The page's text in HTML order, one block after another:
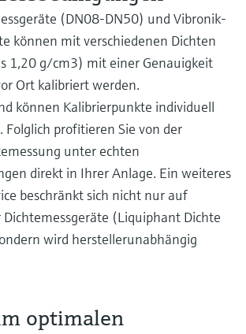
(DN08-DN50) und Vibronik-
können mit verschiedenen Dichten
1,20 g/cm3) mit einer Genauigkeit
Ort kalibriert werden.
können Kalibrierpunkte individuell
profitieren Sie von der
unter echten
direkt in Ihrer Anlage. Ein weiteres
beschränkt sich nicht nur auf
Dichtemessgeräte (Liquiphant Dichte
wird herstellerunabhängig
optimalen